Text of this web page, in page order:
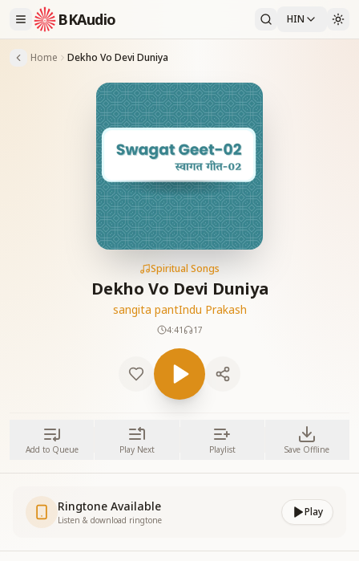
BKAudio HIN
Home Dekho Vo Devi Duniya
Spiritual Songs
Dekho Vo Devi Duniya
sangita pantIndu Prakash
4:41 17
Add to Queue Play Next Playlist Save Offline
Ringtone Available
Listen & download ringtone
Play